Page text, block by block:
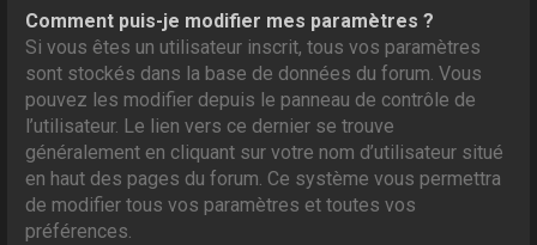
Comment puis-je modifier mes paramètres ?
Si vous êtes un utilisateur inscrit, tous vos paramètres
sont stockés dans la base de données du forum. Vous
pouvez les modifier depuis le panneau de contrôle de
l’utilisateur. Le lien vers ce dernier se trouve
généralement en cliquant sur votre nom d’utilisateur situé
en haut des pages du forum. Ce système vous permettra
de modifier tous vos paramètres et toutes vos
préférences.